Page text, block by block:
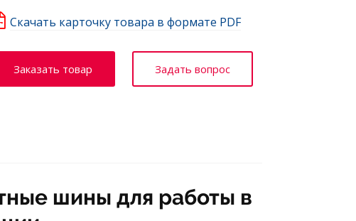
Скачать карточку товара в формате PDF
Заказать товар Задать вопрос
шины для работы в